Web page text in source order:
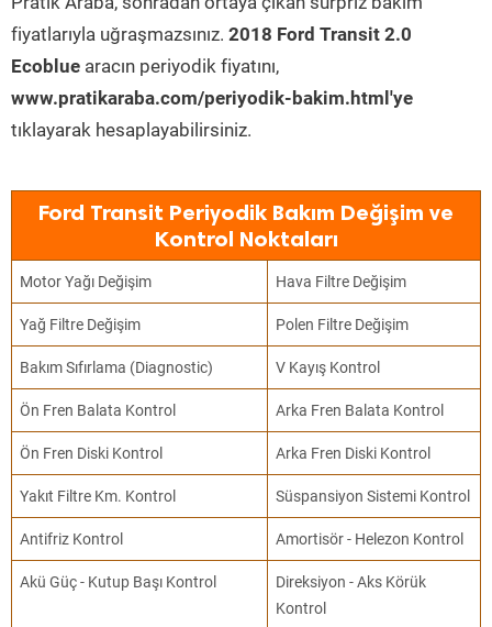
fiyatlarıyla uğraşmazsınız. 2018 Ford Transit 2.0
Ecoblue aracın periyodik fiyatını,
www.pratikaraba.com/periyodik-bakim.html'ye
tıklayarak hesaplayabilirsiniz.
Ford Transit Periyodik Bakım Değişim ve
Kontrol Noktaları
Motor Yağı Değişim Hava Filtre Değişim
Yağ Filtre Değişim Polen Filtre Değişim
Bakım Sıfırlama (Diagnostic) V Kayış Kontrol
Ön Fren Balata Kontrol Arka Fren Balata Kontrol
Ön Fren Diski Kontrol Arka Fren Diski Kontrol
Yakıt Filtre Km. Kontrol Süspansiyon Sistemi Kontrol
Antifriz Kontrol Amortisör - Helezon Kontrol
Akü Güç - Kutup Başı Kontrol
Direksiyon - Aks Körük
Kontrol